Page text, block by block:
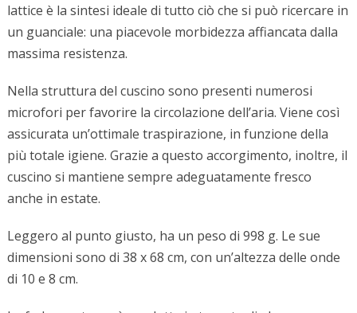
lattice è la sintesi ideale di tutto ciò che si può ricercare in
un guanciale: una piacevole morbidezza affiancata dalla
massima resistenza.
Nella struttura del cuscino sono presenti numerosi
microfori per favorire la circolazione dell’aria. Viene così
assicurata un’ottimale traspirazione, in funzione della
più totale igiene. Grazie a questo accorgimento, inoltre, il
cuscino si mantiene sempre adeguatamente fresco
anche in estate.
Leggero al punto giusto, ha un peso di 998 g. Le sue
dimensioni sono di 38 x 68 cm, con un’altezza delle onde
di 10 e 8 cm.